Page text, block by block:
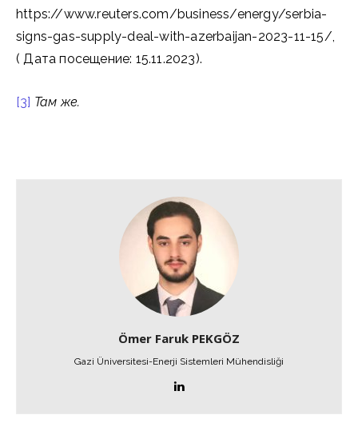
https://www.reuters.com/business/energy/serbia-
signs-gas-supply-deal-with-azerbaijan-2023-11-15/,
( Дата посещение: 15.11.2023).
[3] Там же.
Ömer Faruk PEKGÖZ
Gazi Üniversitesi-Enerji Sistemleri Mühendisliği